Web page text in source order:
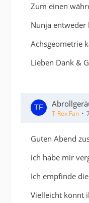
Zum einen
Nunja entweder
Achsgeometrie
Lieben Dank &
T-Rex Fan
Guten Abend
ich habe mir
Ich empfinde
Vielleicht könnt